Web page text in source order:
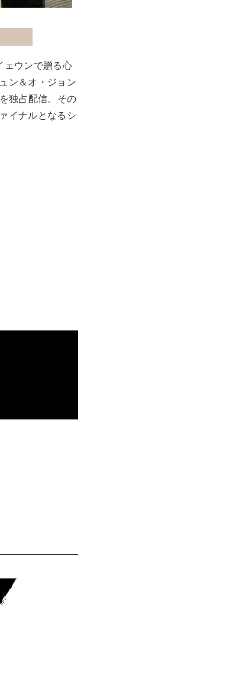
ェウンで贈る心
ン＆オ・ジョン
独占配信。その
イナルとなるシ